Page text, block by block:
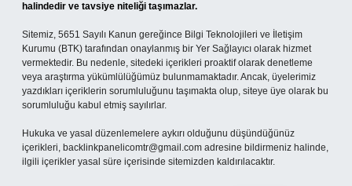
halindedir ve tavsiye niteliği taşımazlar.
Sitemiz, 5651 Sayılı Kanun gereğince Bilgi Teknolojileri ve İletişim
Kurumu (BTK) tarafından onaylanmış bir Yer Sağlayıcı olarak hizmet
vermektedir. Bu nedenle, sitedeki içerikleri proaktif olarak denetleme
veya araştırma yükümlülüğümüz bulunmamaktadır. Ancak, üyelerimiz
yazdıkları içeriklerin sorumluluğunu taşımakta olup, siteye üye olarak bu
sorumluluğu kabul etmiş sayılırlar.
Hukuka ve yasal düzenlemelere aykırı olduğunu düşündüğünüz
içerikleri, backlinkpanelicomtr@gmail.com adresine bildirmeniz halinde,
ilgili içerikler yasal süre içerisinde sitemizden kaldırılacaktır.